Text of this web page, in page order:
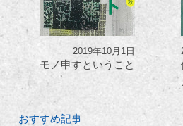
2019年10月1日
モノ申すということ
おすすめ記事